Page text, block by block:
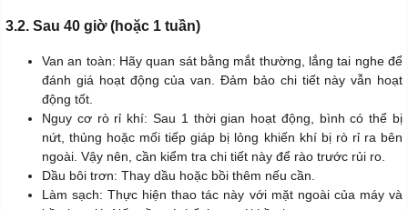
3.2. Sau 40 giờ (hoặc 1 tuần)
Van an toàn: Hãy quan sát bằng mắt thường, lắng tai nghe để
đánh giá hoạt động của van. Đảm bảo chi tiết này vẫn hoạt
động tốt.
Nguy cơ rò rỉ khí: Sau 1 thời gian hoạt động, bình có thể bị
nứt, thủng hoặc mối tiếp giáp bị lỏng khiến khí bị rò rỉ ra bên
ngoài. Vậy nên, cần kiểm tra chi tiết này để rào trước rủi ro.
Dầu bôi trơn: Thay dầu hoặc bồi thêm nếu cần.
Làm sạch: Thực hiện thao tác này với mặt ngoài của máy và